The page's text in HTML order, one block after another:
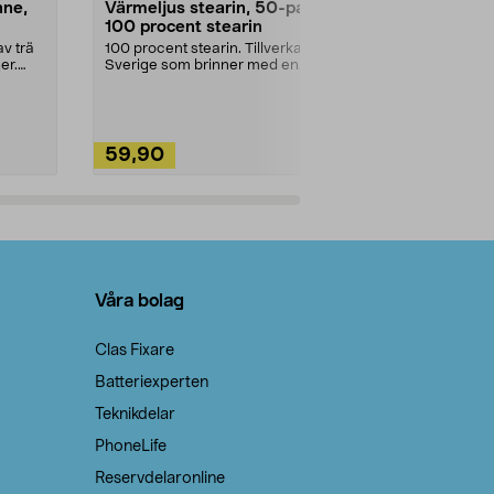
trä
Värmeljus stearin, 50-pack,
100 procent stearin
100 procent stearin. Tillverkade i
Sverige som brinner med en
59,90
Våra bolag
Clas Fixare
Batteriexperten
Teknikdelar
PhoneLife
Reservdelaronline